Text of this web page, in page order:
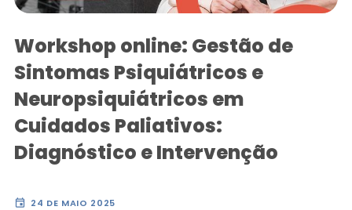
Workshop online: Gestão de
Sintomas Psiquiátricos e
Neuropsiquiátricos em
Cuidados Paliativos:
Diagnóstico e Intervenção
event 24 DE MAIO 2025